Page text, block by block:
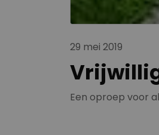
29 mei 2019
Een oproep voor